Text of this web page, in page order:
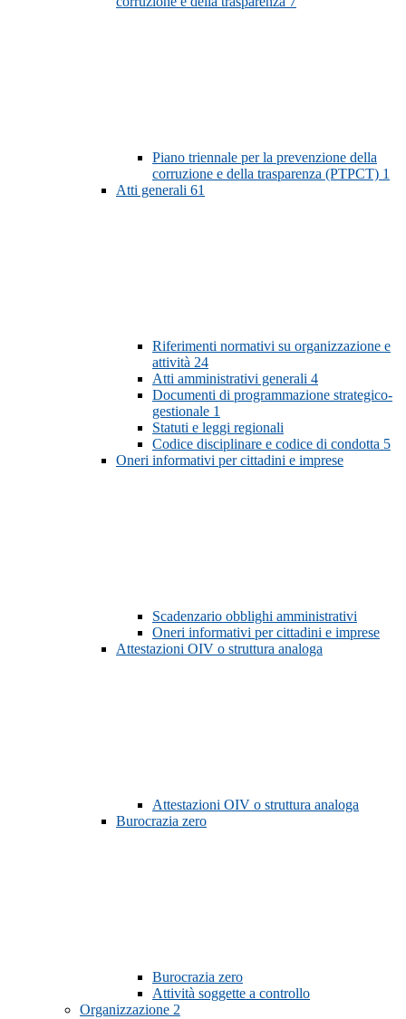
Piano triennale per la prevenzione della
corruzione e della trasparenza (PTPCT) 1
Atti generali 61
Riferimenti normativi su organizzazione e
attività 24
Atti amministrativi generali 4
Documenti di programmazione strategico-
gestionale 1
Statuti e leggi regionali
Codice disciplinare e codice di condotta 5
Oneri informativi per cittadini e imprese
Scadenzario obblighi amministrativi
Oneri informativi per cittadini e imprese
Attestazioni OIV o struttura analoga
Attestazioni OIV o struttura analoga
Burocrazia zero
Burocrazia zero
Attività soggette a controllo
Organizzazione 2